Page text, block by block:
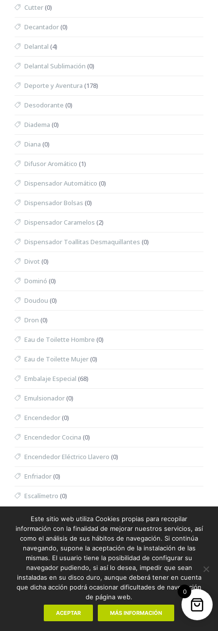
Cutter(0)
Decantador(0)
Delantal (4)
Delantal Sublimación (0)
Deporte y Aventura (178)
Desodorante (0)
Diadema (0)
Diana (0)
Difusor Aromático (1)
Dispensador Automático (0)
Dispensador Bolsas (0)
Dispensador Caramelos (2)
Dispensador Toallitas Desmaquillantes (0)
Divot (0)
Dominó (0)
Doudou (0)
Dron (0)
Eau de Toilette Hombre (0)
Eau de Toilette Mujer(0)
Embalaje Especial (68)
Emulsionador(0)
Encendedor(0)
Encendedor Cocina (0)
Encendedor Eléctrico Llavero (0)
Enfriador(0)
Escalímetro (0)
Escritura (387)
Escuadra (0)
Espátula Facial (0)
Especiero (0)
Espejo Multifunción
0
Este sitio web utiliza Cookies propias para recopilar
información con la finalidad de mejorar nuestros servicios, así
como el análisis de sus hábitos de navegación. Si continúa
navegando, supone la aceptación de la instalación de las
mismas. El usuario tiene la posibilidad de configurar su
navegador pudiendo, si así lo desea, impedir que sean
instaladas en su disco duro, aunque deberá tener en cuenta
que dicha acción podrá ocasionar dificultades de navegación
de página web.
ACEPTAR MÁS INFORMACIÓN